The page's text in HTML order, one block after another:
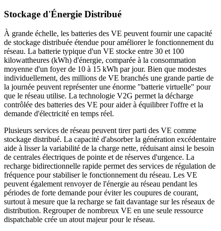
Stockage d'Énergie Distribué
À grande échelle, les batteries des VE peuvent fournir une capacité
de stockage distribuée étendue pour améliorer le fonctionnement du
réseau. La batterie typique d'un VE stocke entre 30 et 100
kilowattheures (kWh) d'énergie, comparée à la consommation
moyenne d'un foyer de 10 à 15 kWh par jour. Bien que modestes
individuellement, des millions de VE branchés une grande partie de
la journée peuvent représenter une énorme "batterie virtuelle" pour
que le réseau utilise. La technologie V2G permet la décharge
contrôlée des batteries des VE pour aider à équilibrer l'offre et la
demande d'électricité en temps réel.
Plusieurs services de réseau peuvent tirer parti des VE comme
stockage distribué. La capacité d'absorber la génération excédentaire
aide à lisser la variabilité de la charge nette, réduisant ainsi le besoin
de centrales électriques de pointe et de réserves d'urgence. La
recharge bidirectionnelle rapide permet des services de régulation de
fréquence pour stabiliser le fonctionnement du réseau. Les VE
peuvent également renvoyer de l'énergie au réseau pendant les
périodes de forte demande pour éviter les coupures de courant,
surtout à mesure que la recharge se fait davantage sur les réseaux de
distribution. Regrouper de nombreux VE en une seule ressource
dispatchable crée un atout majeur pour le réseau.